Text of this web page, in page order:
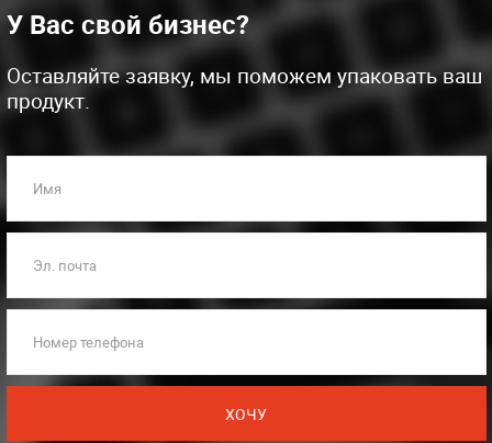
У Вас свой бизнес?
Оставляйте заявку, мы поможем упаковать ваш
продукт.
Имя
Эл. почта
Номер телефона
ХОЧУ